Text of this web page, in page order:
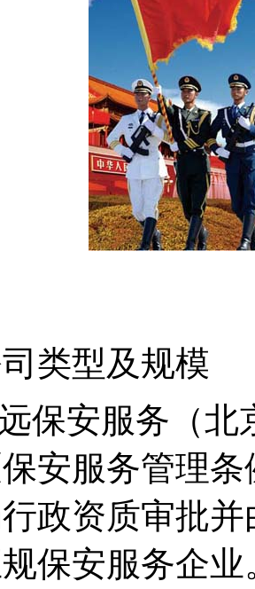
类型及规模
保安服务（北
安服务管理
政资质审批
保安服务企